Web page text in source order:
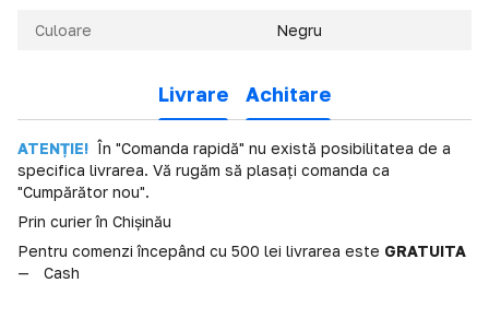
Culoare Negru
Livrare Achitare
ATENȚIE! În "Comanda rapidă" nu există posibilitatea de a
specifica livrarea. Vă rugăm să plasați comanda ca
"Cumpărător nou".
Prin curier în Chișinău
Pentru comenzi începând cu 500 lei livrarea este GRATUITA
Cash